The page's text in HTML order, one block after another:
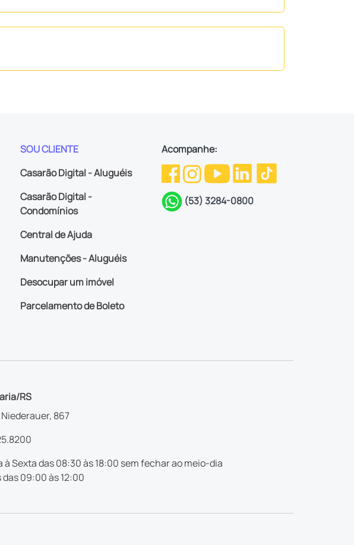
SOU CLIENTE
Casarão Digital - Aluguéis
Casarão Digital -
Condomínios
Central de Ajuda
Manutenções - Aluguéis
Desocupar um imóvel
Parcelamento de Boleto
Acompanhe:
(53) 3284-0800
RS
Niederauer, 867
à Sexta das 08:30 às 18:00 sem fechar ao meio-dia
das 09:00 às 12:00